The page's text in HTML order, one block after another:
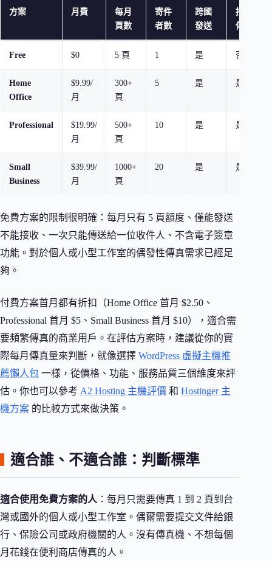
方案 月費
每月
頁數
寄件
者數
跨國
發送
接收
傳真
Free $0 5 頁 1 是 否
Home
Office
$9.99/
月
300+
頁
5 是 是
Professional
$19.99/
月
500+
頁
10 是 是
Small
Business
$39.99/
月
1000+
頁
20 是 是
免費方案的限制很明確：每月只有 5 頁額度、僅能發送
不能接收、一次只能傳送給一位收件人、不含電子簽章
功能。對於個人或小型工作室的偶發性傳真需求已經足
夠。
付費方案首月都有折扣（Home Office 首月 $2.50、
Professional 首月 $5、Small Business 首月 $10），適合需
要頻繁傳真的商業用戶。在評估方案時，建議從你的實
際每月傳真量來判斷，就像選擇 WordPress 虛擬主機推
薦懶人包 一樣，從價格、功能、服務品質三個維度來評
估。你也可以參考 A2 Hosting 主機評價 和 Hostinger 主
機方案 的比較方式來做決策。
適合誰、不適合誰：判斷標準
適合使用免費方案的人 ：每月只需要傳真 1 到 2 頁到台
灣或國外的個人或小型工作室。偶爾需要提交文件給銀
行、保險公司或政府機關的人。沒有傳真機、不想每個
月花錢在便利商店傳真的人。